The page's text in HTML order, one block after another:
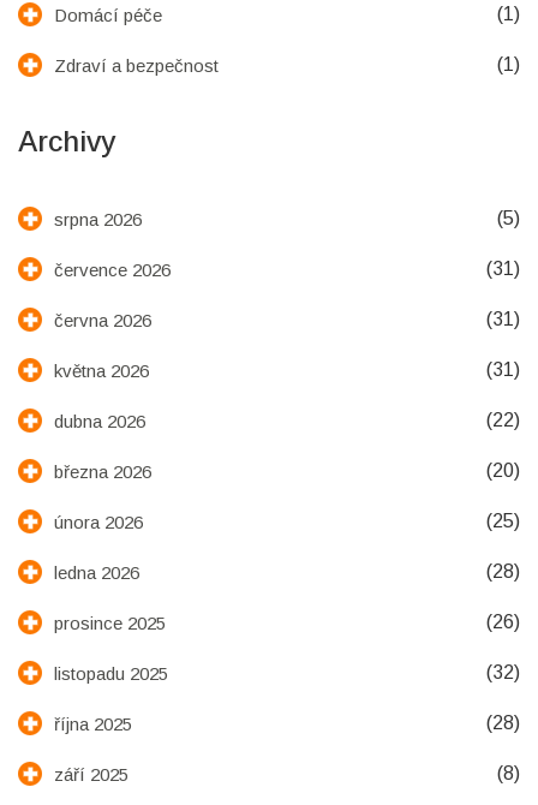
Domácí péče (1)
Zdraví a bezpečnost (1)
Archivy
srpna 2026 (5)
července 2026 (31)
června 2026 (31)
května 2026 (31)
dubna 2026 (22)
března 2026 (20)
února 2026 (25)
ledna 2026 (28)
prosince 2025 (26)
listopadu 2025 (32)
října 2025 (28)
září 2025 (8)